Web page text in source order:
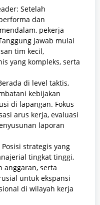
Setelah
dan
pekerja
jawab mulai
tim kecil,
yang kompleks, serta
di level taktis,
kebijakan
di lapangan. Fokus
arus kerja, evaluasi
laporan
strategis yang
tingkat tinggi,
anggaran, serta
untuk ekspansi
di wilayah kerja